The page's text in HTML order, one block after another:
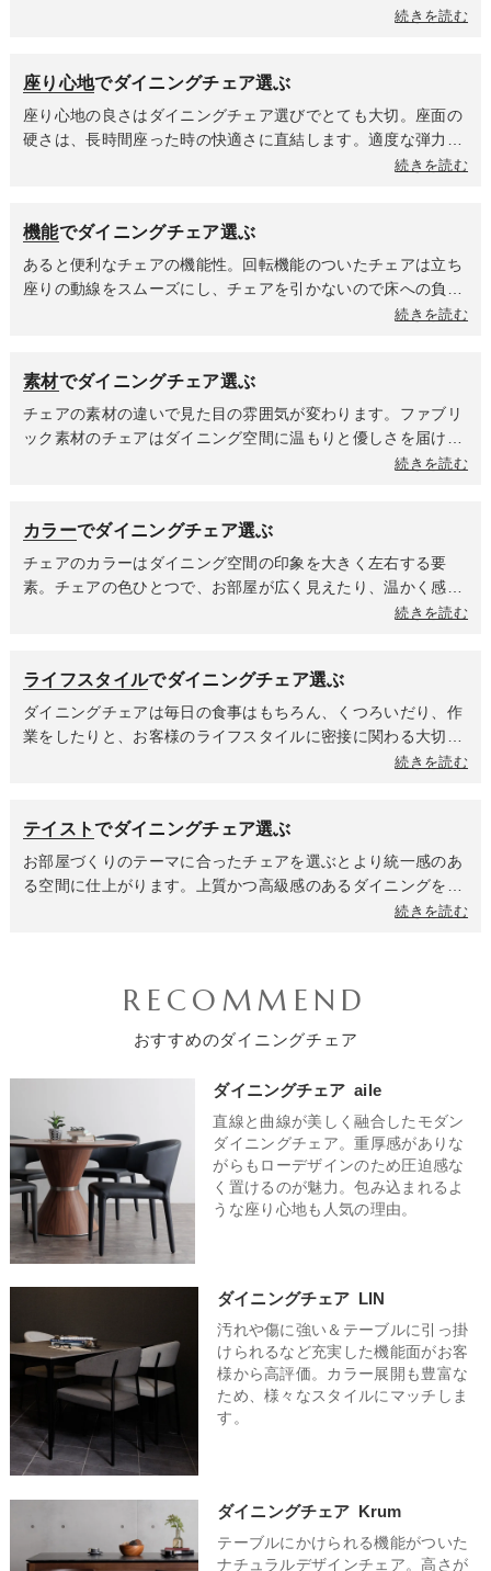
ニングテーブルや周囲のインテリアの雰囲気に統一するのか、
動線スペースを考慮しながらサイズを選ぶことをオススメしま
アはテーブルの中にチェアをしまえるのかどうかに影響する肘
掛けの高さとダイニングテーブル天板下までの高さ確認を忘れ
ずに。全体のサイズだけでなく、座る部分の有効スペースがど
のくらい確保できるのかで座り心地が変わるため、事前に確認
続きを読む
座り心地でダイニングチェア選ぶ
座り心地の良さはダイニングチェア選びでとても大切。座面の
硬さは、長時間座った時の快適さに直結します。適度な弾力性
があるものは長時間座ってもお尻が痛くなりにくく、姿勢も安
用が多い方や座面にクッションを敷いて使いたい方に選ばれて
います。座面や背面の素材も座り心地に影響します。ファブリ
ックは布地ならではの柔らかさがあり、通気性が良く蒸れにく
いのが特徴で、合皮はある程度の硬さを持つ素材なので、座っ
たれが高いハイバックタイプは、しっかり支えてくれるのでゆ
ったりと身体を預けてくつろげます。ローバックタイプは高さ
がなくてもチェアの計算されたフォルムが身体をキャッチして
姿勢を安定させてくれるチェアが多くあります。肘掛けがある
ことで腕を預けてリラックスできるため、座り心地が格段にア
減します。
続きを読む
機能でダイニングチェア選ぶ
あると便利なチェアの機能性。回転機能のついたチェアは立ち
座りの動線をスムーズにし、チェアを引かないので床への負担
が軽減されます。昇降機能は身長や座り方の好みに合わせて最
ができます。「テーブルが高すぎる」「低すぎる」といったス
トレスから解放され、新しくテーブルを買い替えた時も、チェ
アを買い替える必要がないかもしれません。最近人気なのはテ
ーブルに引っ掛けられるチェア。使わない時はテーブルの天板
かかることなく、隅々までスムーズに掃除してくれること。手
で掃除機をかける時も、チェアをいちいち動かす手間が省ける
ので、毎日の家事がぐんと楽になります。
続きを読む
素材でダイニングチェア選ぶ
チェアの素材の違いで見た目の雰囲気が変わります。ファブリ
ック素材のチェアはダイニング空間に温もりと優しさを届けま
す。夏場は座面が蒸れにくくてべたつきを感じにくく、冬場は
りとした肌触りが魅力で、汚れてもサッと拭けてお手入れが楽
なのがポイント。木材は時代や流行に左右されない普遍的な美
しさと、使うほどに味わいを増す魅力に満ちています。自然素
材ならではの安心感は、ダイニングでの時間をよりリラックス
手入れも簡単なので小さいお子様がいるご家庭や、来客が多い
ご家庭でも安心して使えます。
続きを読む
カラーでダイニングチェア選ぶ
チェアのカラーはダイニング空間の印象を大きく左右する要
素。チェアの色ひとつで、お部屋が広く見えたり、温かく感じ
られたり、スタイリッシュなカフェのようになったりします。
があり、空間に広がりと明るさをもたらします。どんな色のテ
ーブルにも合わせやすく、ナチュラル、北欧、モダンなど幅広
いテイストに馴染みます。ライトグレーやベージュは落ち着き
があり、どんなインテリアにも溶け込む万能カラー。悩んだら
スのテーブルと合わせればシックで大人っぽいホテルライクな
雰囲気に、木製テーブルに合わせればヴィンテージなインテリ
アやナチュラルなテイストに仕上がります。ブラックはモダン
でシャープな印象を与え、空間を引き締める効果があります。
洗練された都会的なダイニングや、インダストリアルテイスト
クセントを加えたい時に効果的です。空間に活気と遊び心をプ
なイエローもおすすめ。全て統一したカラーにするのもいいで
ことで、ありきたりなダイニングをワンランク上のおしゃれな
空間に仕上げてくれます。
続きを読む
ライフスタイルでダイニングチェア選ぶ
ダイニングチェアは毎日の食事はもちろん、くつろいだり、作
業をしたりと、お客様のライフスタイルに密接に関わる大切な
家具です。家族構成や過ごし方によって、チェアに求める機能
重要になります。お手入れのしやすいチェアや脚がしっかりし
ていてぐらつきのない安定したチェアを選びましょう。座面が
広くて座りやすく、転倒しにくい構造で、お子様の指が挟まれ
ないような隙間の少ないデザインも重要です。共働きや在宅ワ
てくれるハイバックチェア、リラックス効果が高く長時間の作
わせて座面高を微調整できる昇降機能はあると便利です。来客
納性、そしてどんな人にも快適な座り心地がポイントです。軽
量なポリプロピレンチェアや使わない時に重ねて収納できるス
タッキングチェアがおすすめ。二人暮らしの場合は、省スペー
スを意識しつつも、二人でゆったりとくつろげる空間を作りた
い場合に注目したいポイントです。圧迫感のないスリムなデザ
インや、アームレスのチェアを選ぶと、空間を広く見せる効果
があります。軽やかなデザインや見た目に重たさを感じさせな
い素材を選ぶと、お部屋全体がスッキリします。
続きを読む
テイストでダイニングチェア選ぶ
お部屋づくりのテーマに合ったチェアを選ぶとより統一感のあ
る空間に仕上がります。上質かつ高級感のあるダイニングを叶
えるならシンプルモダンテイストのダイニングチェア。ベース
ブラックやグレーと組み合わせたクールなモノトーンインテリ
ア、アクセントにオークやナチュラルカラーをプラスした北欧
テイストなど、様々なテイストにマッチします。モダンな雰囲
気もありながら温かみを感じることができるナチュラルモダン
なテイストにはウォールナットを使用したチェアがおすすめ。
深みのある重厚な雰囲気と木のぬくもりが相俟って、居心地の
良い空間が完成します。素朴で優しい雰囲気を演出してくれる
北欧テイストなダイニングチェアはとても人気で、おしゃれ空
間になること間違いなし。
続きを読む
RECOMMEND
おすすめのダイニングチェア
ダイニングチェア aile
直線と曲線が美しく融合したモダン
ダイニングチェア。重厚感がありな
がらもローデザインのため圧迫感な
く置けるのが魅力。包み込まれるよ
うな座り心地も人気の理由。
ダイニングチェア LIN
汚れや傷に強い＆テーブルに引っ掛
けられるなど充実した機能面がお客
様から高評価。カラー展開も豊富な
ため、様々なスタイルにマッチしま
す。
ダイニングチェア Krum
テーブルにかけられる機能がついた
ナチュラルデザインチェア。高さが